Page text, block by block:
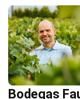
Bodegas